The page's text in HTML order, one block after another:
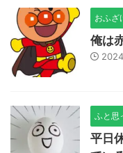
おふざ
俺は
ふと思
平日